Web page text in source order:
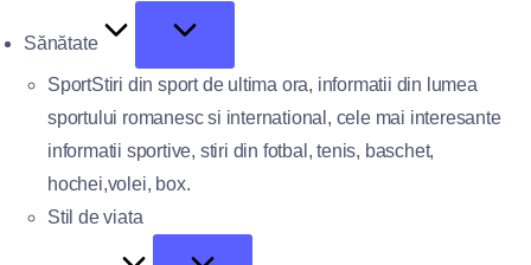
Sănătate
SportStiri din sport de ultima ora, informatii din lumea
sportului romanesc si international, cele mai interesante
informatii sportive, stiri din fotbal, tenis, baschet,
hochei,volei, box.
Stil de viata